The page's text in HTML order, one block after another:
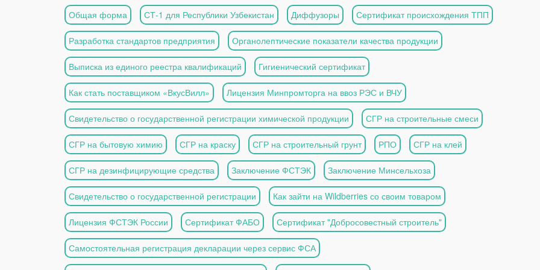
Общая форма СТ-1 для Республики Узбекистан Диффузоры Сертификат происхождения ТПП
Разработка стандартов предприятия Органолептические показатели качества продукции
Выписка из единого реестра квалификаций Гигиенический сертификат
Как стать поставщиком «ВкусВилл» Лицензия Минпромторга на ввоз РЭС и ВЧУ
Свидетельство о государственной регистрации химической продукции СГР на строительные смеси
СГР на бытовую химию СГР на краску СГР на строительный грунт РПО СГР на клей
СГР на дезинфицирующие средства Заключение ФСТЭК Заключение Минсельхоза
Свидетельство о государственной регистрации Как зайти на Wildberries со своим товаром
Лицензия ФСТЭК России Сертификат ФАБО Сертификат "Добросовестный строитель"
Самостоятельная регистрация декларации через сервис ФСА